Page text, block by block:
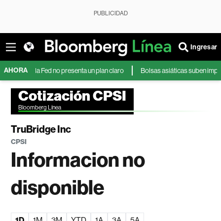
PUBLICIDAD
Ingresar
AHORA
la Fed no presenta un plan claro Bolsas asiáticas suben impulsadas
Cotización CPSI
Bloomberg Línea
TruBridge Inc
CPSI
Informacion no
disponible